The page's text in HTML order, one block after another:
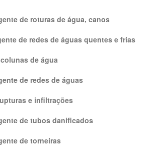
de roturas de água, canos
de redes de águas quentes e frias
de água
de redes de águas
e infiltrações
de tubos danificados
de torneiras